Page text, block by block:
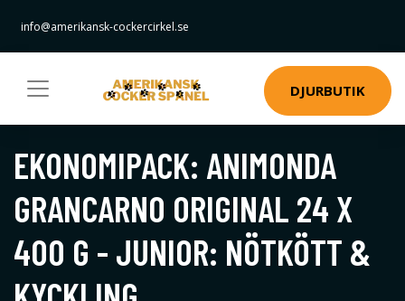
info@amerikansk-cockercirkel.se
DJURBUTIK
EKONOMIPACK: ANIMONDA
GRANCARNO ORIGINAL 24 X
400 G - JUNIOR: NÖTKÖTT &